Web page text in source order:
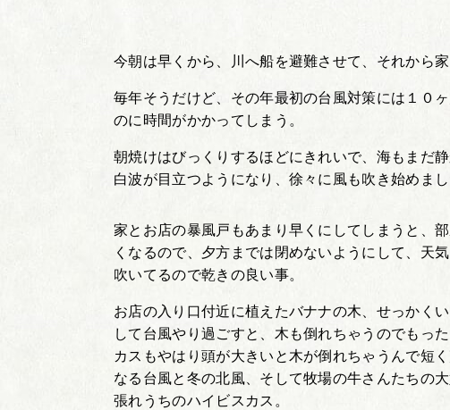
今朝は早くから、川へ船を避難させて、それから
毎年そうだけど、その年最初の台風対策には１０
のに時間がかかってしまう。
朝焼けはびっくりするほどにきれいで、海もまだ
白波が目立つようになり、徐々に風も吹き始めまし
家とお店の暴風戸もあまり早くにしてしまうと、
くなるので、夕方までは閉めないようにして、天
吹いてるので乾きの良い事。
お店の入り口付近に植えたバナナの木、せっかく
して台風やり過ごすと、木も倒れちゃうのでもっ
カスもやはり頭が大きいと木が倒れちゃうんで短
なる台風と冬の北風、そして牧場の牛さんたちの
張れうちのハイビスカス。